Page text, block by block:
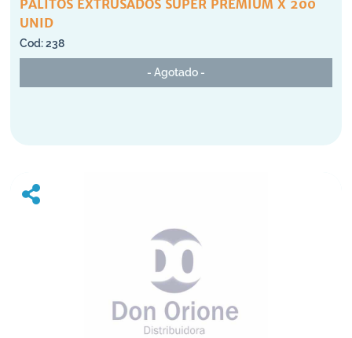
PALITOS EXTRUSADOS SUPER PREMIUM X 200
UNID
238
- Agotado -